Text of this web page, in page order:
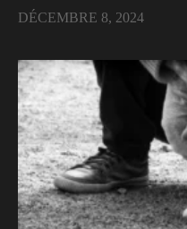
DÉCEMBRE 8, 2024